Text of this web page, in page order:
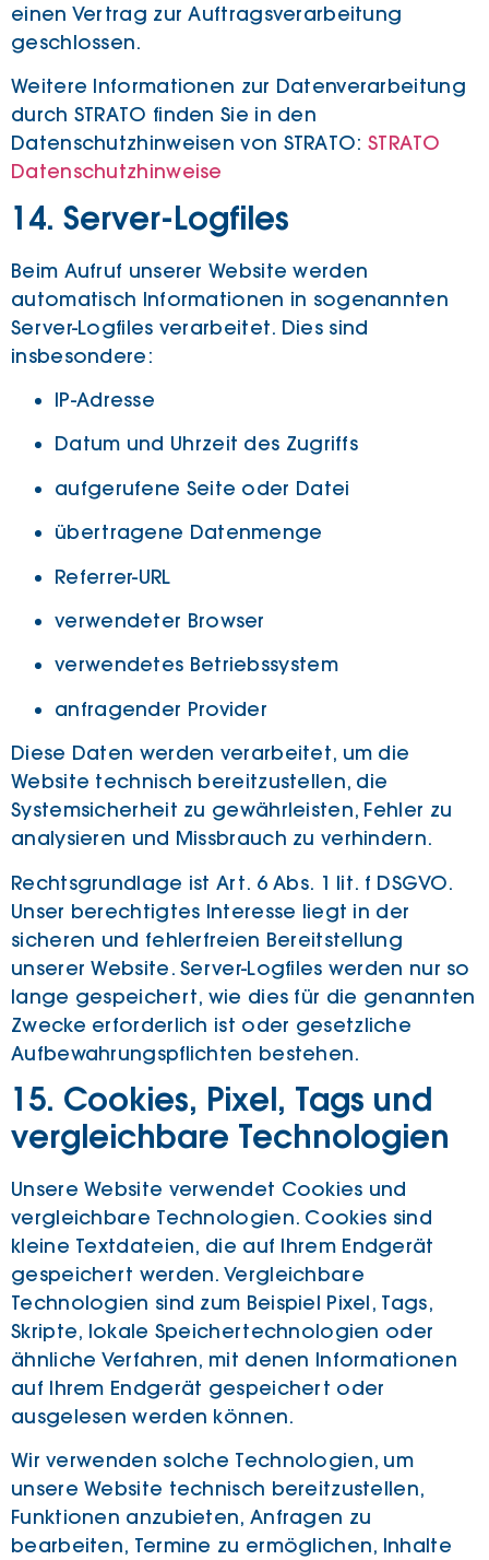
einen Vertrag zur Auftragsverarbeitung
geschlossen.
Weitere Informationen zur Datenverarbeitung
durch STRATO finden Sie in den
Datenschutzhinweisen von STRATO: STRATO
Datenschutzhinweise
14. Server-Logfiles
Beim Aufruf unserer Website werden
automatisch Informationen in sogenannten
Server-Logfiles verarbeitet. Dies sind
insbesondere:
IP-Adresse
Datum und Uhrzeit des Zugriffs
aufgerufene Seite oder Datei
übertragene Datenmenge
Referrer-URL
verwendeter Browser
verwendetes Betriebssystem
anfragender Provider
Diese Daten werden verarbeitet, um die
Website technisch bereitzustellen, die
Systemsicherheit zu gewährleisten, Fehler zu
analysieren und Missbrauch zu verhindern.
Rechtsgrundlage ist Art. 6 Abs. 1 lit. f DSGVO.
Unser berechtigtes Interesse liegt in der
sicheren und fehlerfreien Bereitstellung
unserer Website. Server-Logfiles werden nur so
lange gespeichert, wie dies für die genannten
Zwecke erforderlich ist oder gesetzliche
Aufbewahrungspflichten bestehen.
15. Cookies, Pixel, Tags und
vergleichbare Technologien
Unsere Website verwendet Cookies und
vergleichbare Technologien. Cookies sind
kleine Textdateien, die auf Ihrem Endgerät
gespeichert werden. Vergleichbare
Technologien sind zum Beispiel Pixel, Tags,
Skripte, lokale Speichertechnologien oder
ähnliche Verfahren, mit denen Informationen
auf Ihrem Endgerät gespeichert oder
ausgelesen werden können.
Wir verwenden solche Technologien, um
unsere Website technisch bereitzustellen,
Funktionen anzubieten, Anfragen zu
bearbeiten, Termine zu ermöglichen, Inhalte